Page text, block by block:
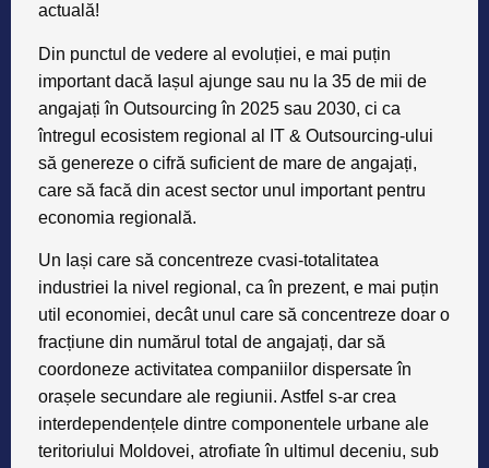
actuală!
Din punctul de vedere al evoluției, e mai puțin
important dacă Iașul ajunge sau nu la 35 de mii de
angajați în Outsourcing în 2025 sau 2030, ci ca
întregul ecosistem regional al IT & Outsourcing-ului
să genereze o cifră suficient de mare de angajați,
care să facă din acest sector unul important pentru
economia regională.
Un Iași care să concentreze cvasi-totalitatea
industriei la nivel regional, ca în prezent, e mai puțin
util economiei, decât unul care să concentreze doar o
fracțiune din numărul total de angajați, dar să
coordoneze activitatea companiilor dispersate în
orașele secundare ale regiunii. Astfel s-ar crea
interdependențele dintre componentele urbane ale
teritoriului Moldovei, atrofiate în ultimul deceniu, sub